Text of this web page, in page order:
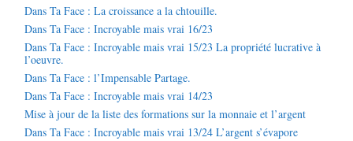
Dans Ta Face : La croissance a la chtouille.
Dans Ta Face : Incroyable mais vrai 16/23
Dans Ta Face : Incroyable mais vrai 15/23 La propriété lucrative à
l’oeuvre.
Dans Ta Face : l’Impensable Partage.
Dans Ta Face : Incroyable mais vrai 14/23
Mise à jour de la liste des formations sur la monnaie et l’argent
Dans Ta Face : Incroyable mais vrai 13/24 L’argent s’évapore